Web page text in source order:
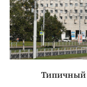
Типичный